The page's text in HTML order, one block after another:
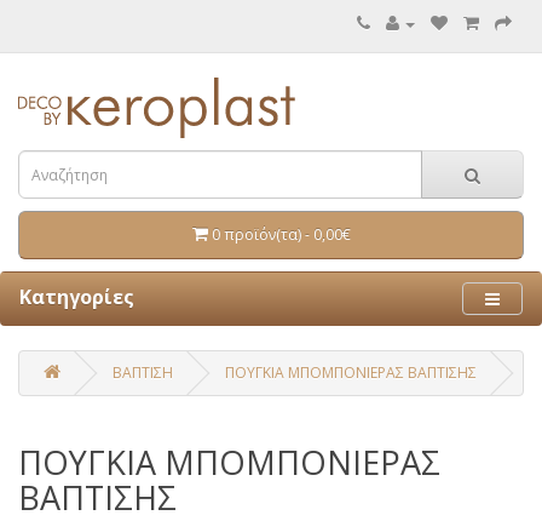
0 προϊόν(τα) - 0,00€
Κατηγορίες
ΒΑΠΤΙΣΗ ΠΟΥΓΚΙΑ ΜΠΟΜΠΟΝΙΕΡΑΣ ΒΑΠΤΙΣΗΣ
ΠΟΥΓΚΙΑ ΜΠΟΜΠΟΝΙΕΡΑΣ
ΒΑΠΤΙΣΗΣ